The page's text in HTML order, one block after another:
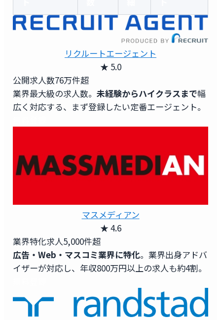
リクルートエージェント
★ 5.0
公開求人数76万件超
業界最大級の求人数。 未経験からハイクラスまで幅
広く対応する、まず登録したい定番エージェント。
マスメディアン
★ 4.6
業界特化求人5,000件超
広告・Web・マスコミ業界に特化。業界出身アドバ
イザーが対応し、年収800万円以上の求人も約4割。